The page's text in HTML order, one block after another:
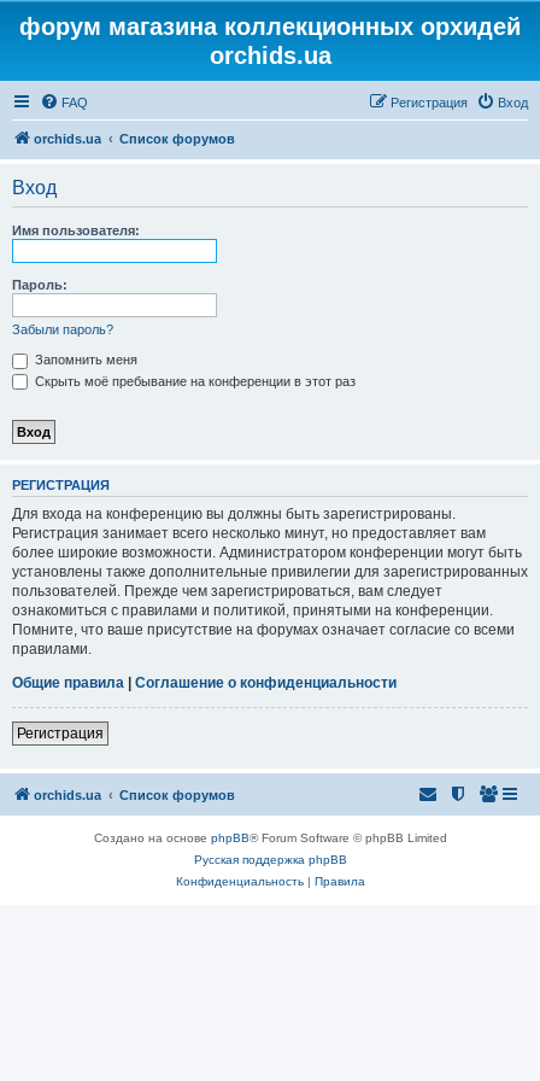
форум магазина коллекционных орхидей
orchids.ua
FAQ Вход
Регистрация
orchids.ua Список форумов
Вход
Имя пользователя:
Пароль:
Забыли пароль?
Запомнить меня
Скрыть моё пребывание на конференции в этот раз
РЕГИСТРАЦИЯ
Для входа на конференцию вы должны быть зарегистрированы.
Регистрация занимает всего несколько минут, но предоставляет вам
более широкие возможности. Администратором конференции могут быть
установлены также дополнительные привилегии для зарегистрированных
пользователей. Прежде чем зарегистрироваться, вам следует
ознакомиться с правилами и политикой, принятыми на конференции.
Помните, что ваше присутствие на форумах означает согласие со всеми
правилами.
Общие правила | Соглашение о конфиденциальности
Регистрация
orchids.ua Список форумов
Создано на основе phpBB® Forum Software © phpBB Limited
Русская поддержка phpBB
Конфиденциальность| Правила